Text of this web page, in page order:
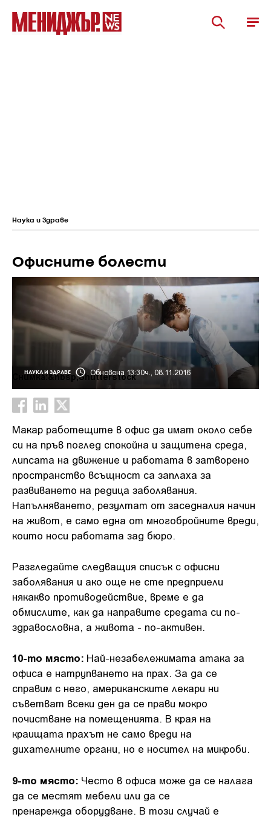
Наука и Здраве
Офисните болести
НАУКА И ЗДРАВЕ Обновена 13:30ч., 08.11.2016
Снимка:&nbsp;Shutterstock
Макар работещите в офис да имат около себе
си на пръв поглед спокойна и защитена среда,
липсата на движение и работата в затворено
пространство всъщност са заплаха за
развиването на редица заболявания.
Напълняването, резултат от заседналия начин
на живот, е само една от многобройните вреди,
които носи работата зад бюро.
Разгледайте следващия списък с офисни
заболявания и ако още не сте предприели
някакво противодействие, време е да
обмислите, как да направите средата си по-
здравословна, а живота - по-активен.
10-то място: Най-незабележимата атака за
офиса е натрупването на прах. За да се
справим с него, американските лекари ни
съветват всеки ден да се прави мокро
почистване на помещенията. В края на
краищата прахът не само вреди на
дихателните органи, но е носител на микроби.
9-то място: Често в офиса може да се налага
да се местят мебели или да се
пренарежда оборудване. В този случай е